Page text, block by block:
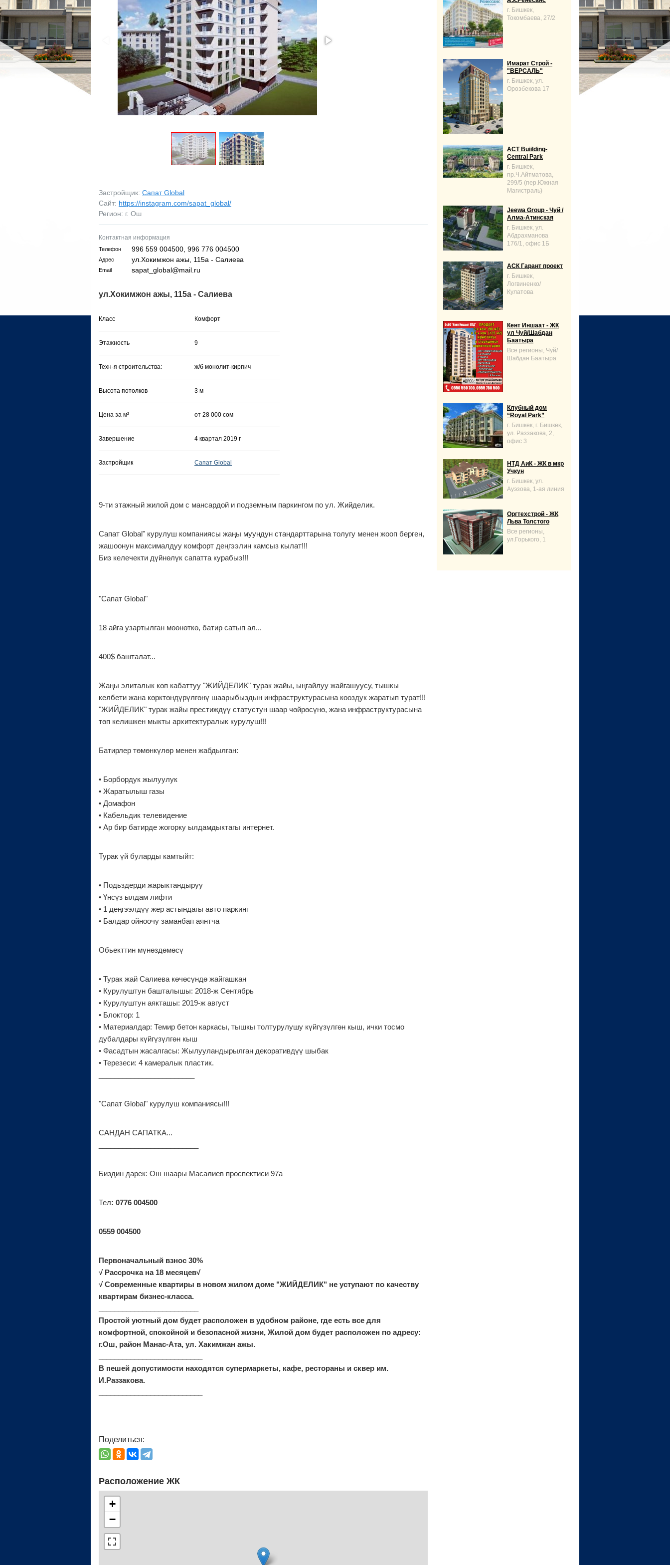
МАГАЗИНЫ
ПРОМБАЗЫ
ПРОЧЕЕ
ВОЗЬМУ В АРЕНДУ
МАГАЗИНЫ
ПРОМБАЗЫ
ПРОЧЕЕ
ЗАРУБЕЖНАЯ НЕДВИЖИМОСТЬ
Застройщик: Сапат Global
Сайт: https://instagram.com/sapat_global/
Регион: г. Ош
Контактная информация
Телефон 996 559 004500, 996 776 004500
Адрес ул.Хокимжон ажы, 115а - Салиева
Email sapat_global@mail.ru
ул.Хокимжон ажы, 115а - Салиева
Класс Комфорт
Этажность 9
Техн-я строительства: ж/б монолит-кирпич
Высота потолков 3 м
Цена за м² от 28 000 сом
Завершение 4 квартал 2019 г
Застройщик Сапат Global
9-ти этажный жилой дом с мансардой и подземным паркингом по ул. Жийделик.
Сапат Global" курулуш компаниясы жаңы муундун стандарттарына толугу менен жооп берген,
жашоонун максималдуу комфорт деңгээлин камсыз кылат!!!
Биз келечекти дүйнөлүк сапатта курабыз!!!
"Сапат Global"
18 айга узартылган мөөнөткө, батир сатып ал...
400$ башталат...
Жаңы элиталык көп кабаттуу "ЖИЙДЕЛИК" турак жайы, ыңгайлуу жайгашуусу, тышкы
келбети жана көрктөндүрүлгөнү шаарыбыздын инфраструктурасына кооздук жаратып турат!!!
"ЖИЙДЕЛИК" турак жайы престиждүү статустун шаар чөйрөсүнө, жана инфраструктурасына
төп келишкен мыкты архитектуралык курулуш!!!
Батирлер төмөнкүлөр менен жабдылган:
• Борбордук жылуулук
• Жаратылыш газы
• Домафон
• Кабельдик телевидение
• Ар бир батирде жогорку ылдамдыктагы интернет.
Турак үй буларды камтыйт:
• Подьздерди жарыктандыруу
• Үнсүз ылдам лифти
• 1 деңгээлдүү жер астындагы авто паркинг
• Балдар ойноочу заманбап аянтча
Обьекттин мүнөздөмөсү
• Турак жай Салиева көчөсүндө жайгашкан
• Курулуштун башталышы: 2018-ж Сентябрь
• Курулуштун аякташы: 2019-ж август
• Блоктор: 1
• Материалдар: Темир бетон каркасы, тышкы толтурулушу күйгүзүлгөн кыш, ички тосмо
дубалдары күйгүзүлгөн кыш
• Фасадтын жасалгасы: Жылууландырылган декоративдүү шыбак
• Терезеси: 4 камералык пластик.
"Сапат Global" курулуш компаниясы!!!
САНДАН САПАТКА...
Биздин дарек: Ош шаары Масалиев проспектиси 97а
Тел: 0776 004500
0559 004500
Первоначальный взнос 30%
√ Рассрочка на 18 месяцев√
√ Современные квартиры в новом жилом доме "ЖИЙДЕЛИК" не уступают по качеству
квартирам бизнес-класса.
Простой уютный дом будет расположен в удобном районе, где есть все для
комфортной, спокойной и безопасной жизни, Жилой дом будет расположен по адресу:
г.Ош, район Манас-Ата, ул. Хакимжан ажы.
В пешей допустимости находятся супермаркеты, кафе, рестораны и сквер им.
И.Раззакова.
Поделиться:
Расположение ЖК
+
−
г. Бишкек,
Токомбаева, 27/2
Имарат Строй -
"ВЕРСАЛЬ"
г. Бишкек, ул.
Орозбекова 17
ACT Buiilding-
Central Park
г. Бишкек,
пр.Ч.Айтматова,
299/5 (пер.Южная
Магистраль)
Jeewa Group - Чуй /
Алма-Атинская
г. Бишкек, ул.
Абдрахманова
176/1, офис 1Б
АСК Гарант проект
г. Бишкек,
Логвиненко/
Кулатова
Кент Иншаат - ЖК
ул Чуй/Шабдан
Баатыра
Все регионы, Чуй/
Шабдан Баатыра
Клубный дом
“Royal Park”
г. Бишкек, г. Бишкек,
ул. Раззакова, 2,
офис 3
НТД АиК - ЖК в мкр
Учкун
г. Бишкек, ул.
Ауэзова, 1-ая линия
Оргтехстрой - ЖК
Льва Толстого
Все регионы,
ул.Горького, 1